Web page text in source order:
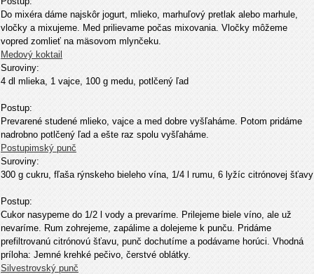
Do mixéra dáme najskôr jogurt, mlieko, marhuľový pretlak alebo marhule,
vločky a mixujeme. Med prilievame počas mixovania. Vločky môžeme
vopred zomlieť na mäsovom mlynčeku.
Medový koktail
Suroviny:
4 dl mlieka, 1 vajce, 100 g medu, potlčený ľad
Postup:
Prevarené studené mlieko, vajce a med dobre vyšľaháme. Potom pridáme
nadrobno potlčený ľad a ešte raz spolu vyšľaháme.
Postupimský punč
Suroviny:
300 g cukru, fľaša rýnskeho bieleho vína, 1/4 l rumu, 6 lyžíc citrónovej šťavy
Postup:
Cukor nasypeme do 1/2 l vody a prevaríme. Prilejeme biele víno, ale už
nevaríme. Rum zohrejeme, zapálime a dolejeme k punču. Pridáme
prefiltrovanú citrónovú šťavu, punč dochutíme a podávame horúci. Vhodná
príloha: Jemné krehké pečivo, čerstvé oblátky.
Silvestrovský punč